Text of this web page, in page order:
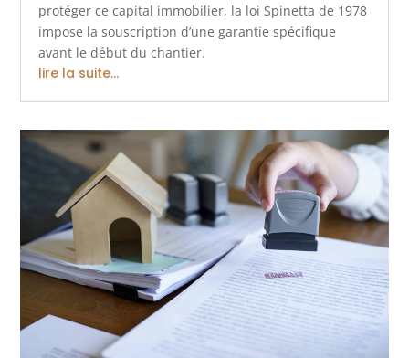
protéger ce capital immobilier, la loi Spinetta de 1978
impose la souscription d’une garantie spécifique
avant le début du chantier.
lire la suite...